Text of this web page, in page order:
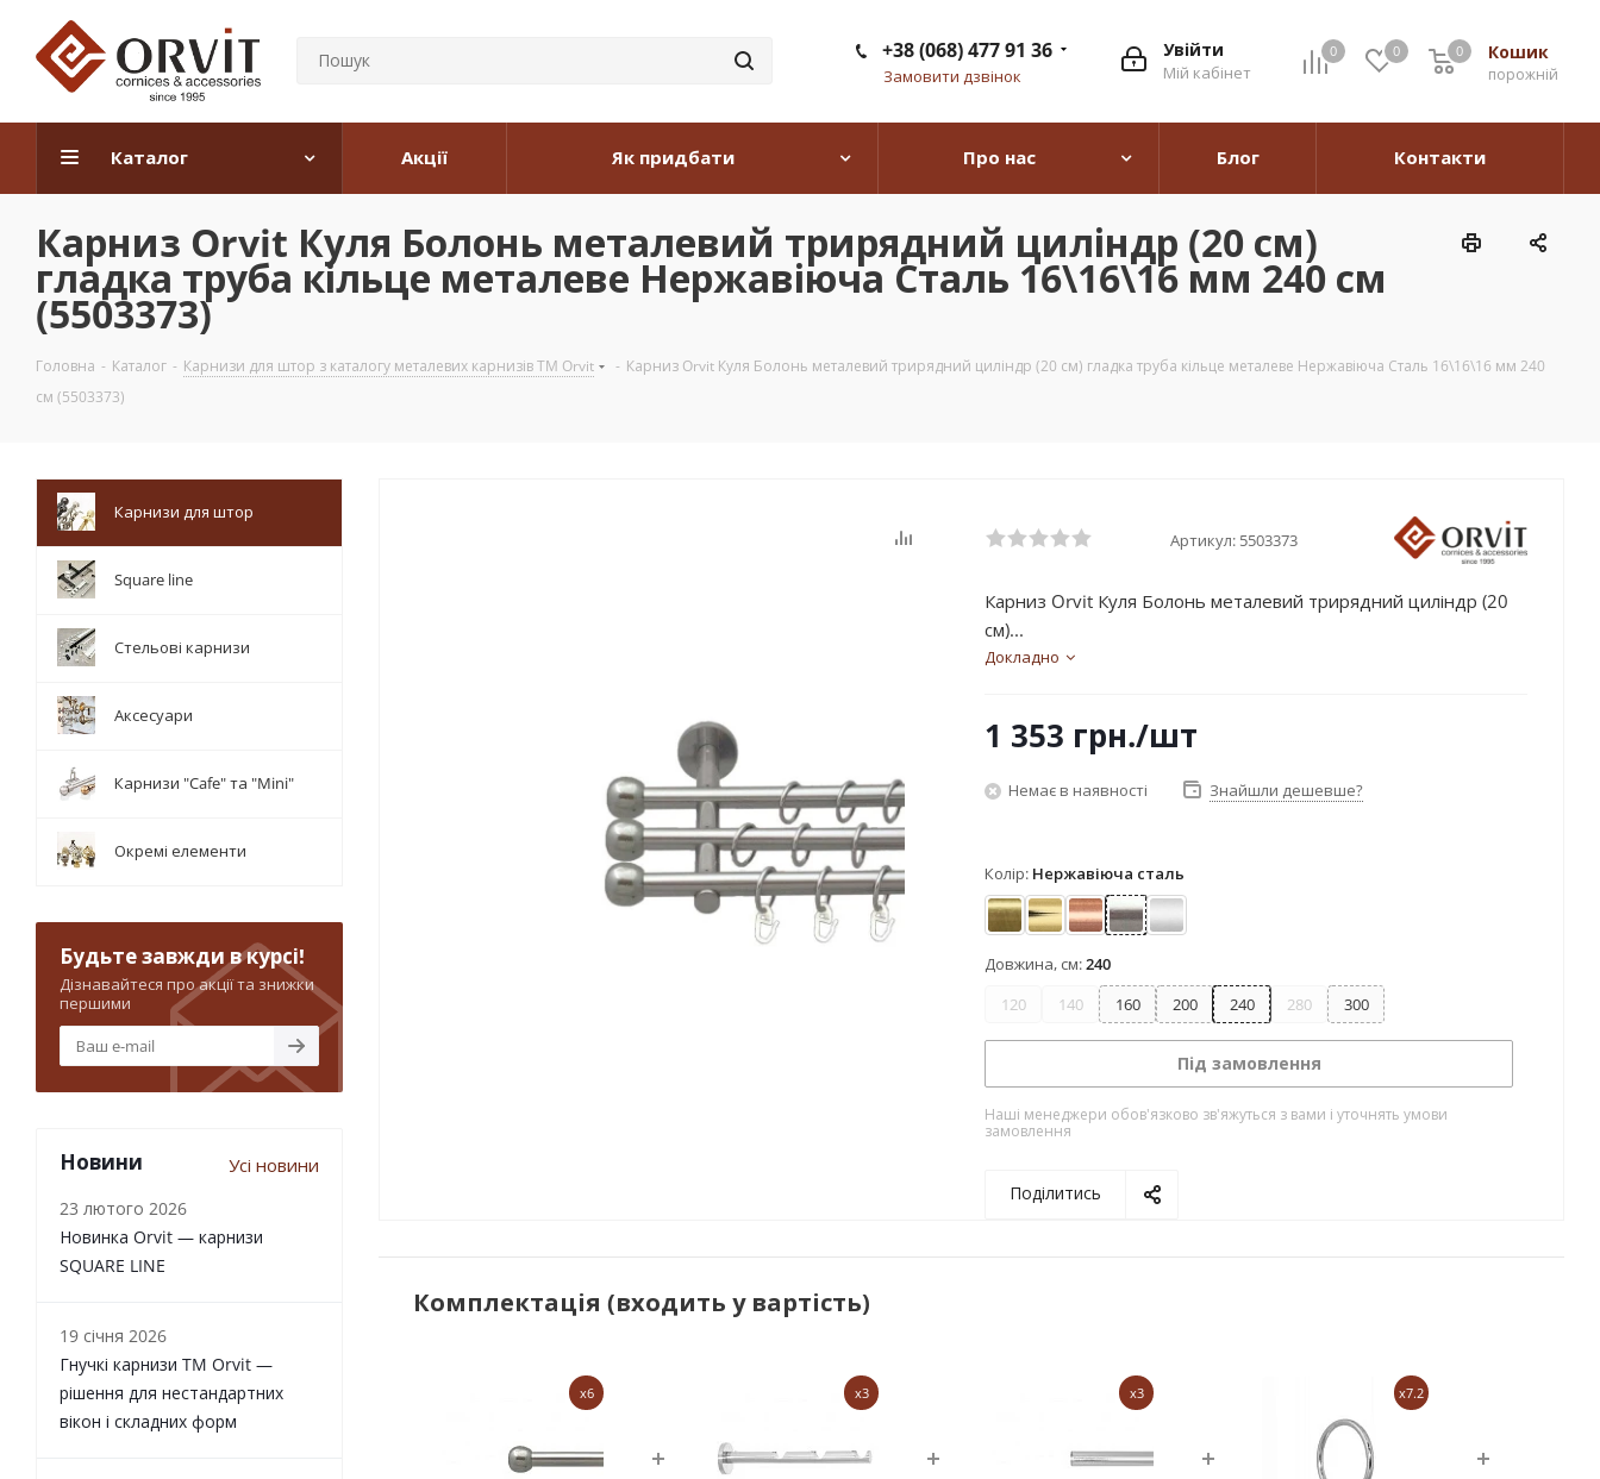
0 0 Кошик
0
порожній
0
Увійти
Мій кабінет
+38 (068) 477 91 36
Замовити дзвінок
Каталог Акції Як придбати Про нас Блог Контакти
Карниз Orvit Куля Болонь металевий трирядний циліндр (20 см)
гладка труба кільце металеве Нержавіюча Сталь 16\16\16 мм 240 см
(5503373)
Головна - Каталог - Карнизи для штор з каталогу металевих карнизів TM Orvit - Карниз Orvit Куля Болонь металевий трирядний циліндр (20 см) гладка труба кільце металеве Нержавіюча Сталь 16\16\16 мм 240
см (5503373)
Артикул: 5503373
Карниз Orvit Куля Болонь металевий трирядний циліндр (20
см)...
Докладно
1 353 грн./шт
Немає в наявності Знайшли дешевше?
Колір: Нержавіюча сталь
АнтикЗолотоМідьНержавіюча сталь
Сатин
Довжина, см:240
120
140 160 200 240 280 300
Під замовлення
Наші менеджери обов'язково зв'яжуться з вами і уточнять умови
замовлення
Поділитись
Комплектація (входить у вартість)
x6 x3 x3 x7.2
Карнизи для штор
Square line
Стельові карнизи
Аксесуари
Карнизи "Cafe" та "Mini"
Окремі елементи
Будьте завжди в курсі!
Дізнавайтеся про акції та знижки
першими
Новини Усі новини
23 лютого 2026
Новинка Orvit — карнизи
SQUARE LINE
19 січня 2026
Гнучкі карнизи TM Orvit —
рішення для нестандартних
вікон і складних форм